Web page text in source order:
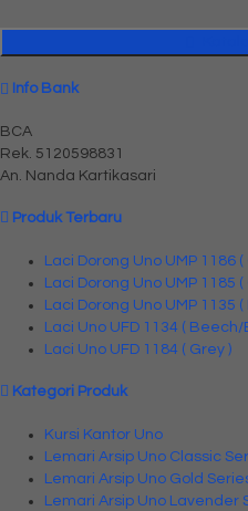
Info Bank
BCA
Rek. 5120598831
An. Nanda Kartikasari
Produk Terbaru
Laci Dorong Uno UMP 1186 (
Laci Dorong Uno UMP 1185 (
Laci Dorong Uno UMP 1135
Laci Uno UFD 1134 ( Beech/
Laci Uno UFD 1184 ( Grey )
Kategori Produk
Kursi Kantor Uno
Lemari Arsip Uno Classic
Lemari Arsip Uno Gold
Lemari Arsip Uno Lavender